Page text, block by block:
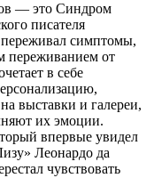
— это Синдром
писателя
симптомы,
переживанием от
в себе
выставки и галереи,
их эмоции.
впервые увидел
Леонардо да
чувствовать